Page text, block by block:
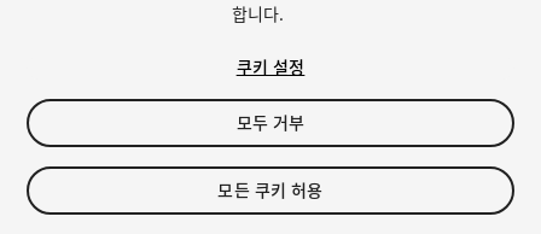
FREE
25viewsin the past week
합니다.
쿠키 설정
모두 거부
모든 쿠키 허용